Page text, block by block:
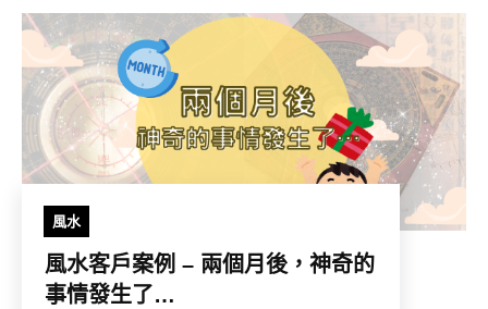
風水
風水客戶案例 – 兩個月後，神奇的
事情發生了…